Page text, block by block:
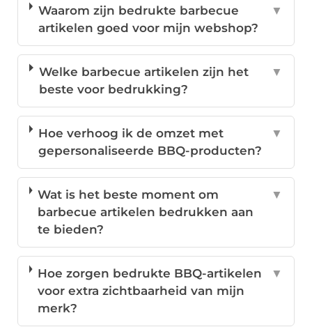
Waarom zijn bedrukte barbecue
artikelen goed voor mijn webshop?
▼
Welke barbecue artikelen zijn het
beste voor bedrukking?
▼
Hoe verhoog ik de omzet met
gepersonaliseerde BBQ-producten?
▼
Wat is het beste moment om
barbecue artikelen bedrukken aan
te bieden?
▼
Hoe zorgen bedrukte BBQ-artikelen
voor extra zichtbaarheid van mijn
merk?
▼